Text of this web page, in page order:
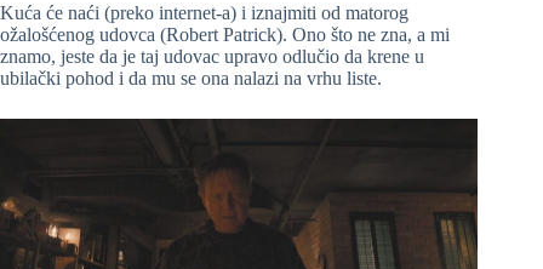
Kuća će naći (preko internet-a) i iznajmiti od matorog
ožalošćenog udovca (Robert Patrick). Ono što ne zna, a mi
znamo, jeste da je taj udovac upravo odlučio da krene u
ubilački pohod i da mu se ona nalazi na vrhu liste.